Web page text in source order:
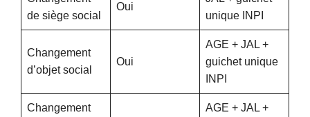
de siège social
Oui
unique INPI
Changement
d’objet social
Oui
AGE + JAL +
guichet unique
INPI
Changement
AGE + JAL +